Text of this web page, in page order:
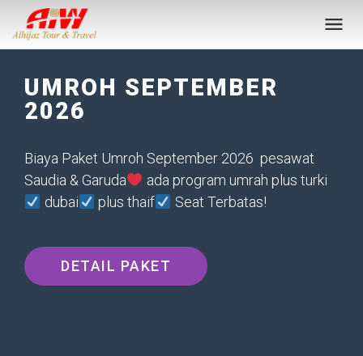
UMROH SEPTEMBER
2026
Biaya Paket Umroh September 2026 pesawat
Saudia & Garuda
ada program umrah plus turki
dubai
plus thaif Seat Terbatas!
DETAIL PAKET